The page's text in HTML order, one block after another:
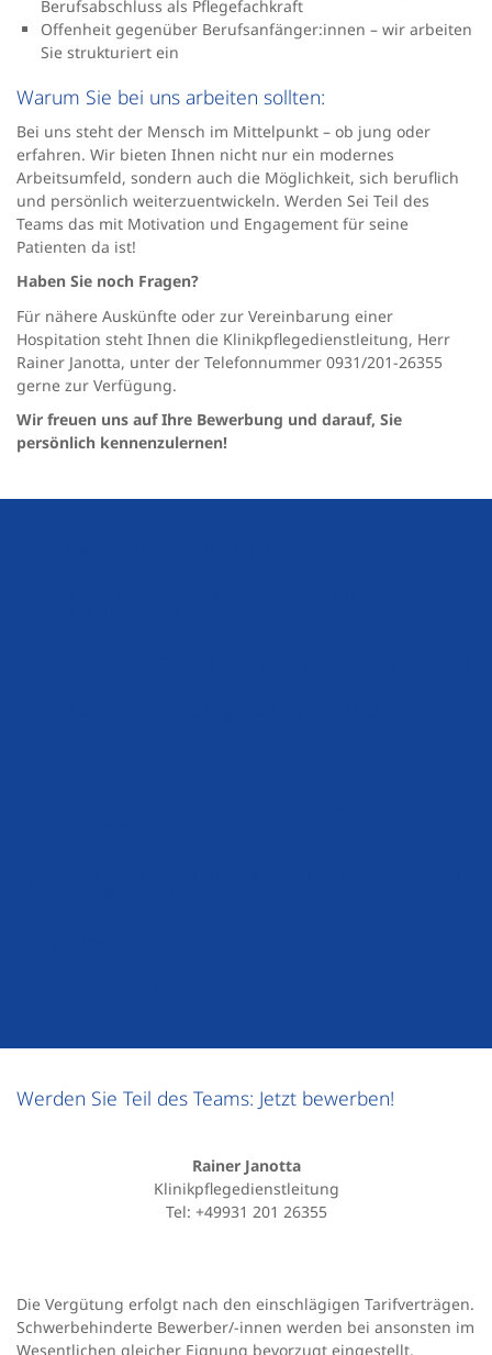
Berufsabschluss als Pflegefachkraft
Offenheit gegenüber Berufsanfänger:innen – wir arbeiten
Sie strukturiert ein
Warum Sie bei uns arbeiten sollten:
Bei uns steht der Mensch im Mittelpunkt – ob jung oder
erfahren. Wir bieten Ihnen nicht nur ein modernes
Arbeitsumfeld, sondern auch die Möglichkeit, sich beruflich
und persönlich weiterzuentwickeln. Werden Sei Teil des
Teams das mit Motivation und Engagement für seine
Patienten da ist!
Haben Sie noch Fragen?
Für nähere Auskünfte oder zur Vereinbarung einer
Hospitation steht Ihnen die Klinikpflegedienstleitung, Herr
Rainer Janotta, unter der Telefonnummer 0931/201-26355
gerne zur Verfügung.
Wir freuen uns auf Ihre Bewerbung und darauf, Sie
persönlich kennenzulernen!
Werden Sie Teil des Teams: Jetzt bewerben!
Rainer Janotta
Klinikpflegedienstleitung
Tel: +49931 201 26355
Die Vergütung erfolgt nach den einschlägigen Tarifverträgen.
Schwerbehinderte Bewerber/-innen werden bei ansonsten im
Wesentlichen gleicher Eignung bevorzugt eingestellt.